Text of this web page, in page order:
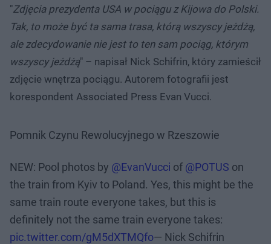
"Zdjęcia prezydenta USA w pociągu z Kijowa do Polski.
Tak, to może być ta sama trasa, którą wszyscy jeżdżą,
ale zdecydowanie nie jest to ten sam pociąg, którym
wszyscy jeżdżą" – napisał Nick Schifrin, który zamieścił
zdjęcie wnętrza pociągu. Autorem fotografii jest
korespondent Associated Press Evan Vucci.
Pomnik Czynu Rewolucyjnego w Rzeszowie
NEW: Pool photos by @EvanVucci of @POTUS on
the train from Kyiv to Poland. Yes, this might be the
same train route everyone takes, but this is
definitely not the same train everyone takes:
pic.twitter.com/gM5dXTMQfo— Nick Schifrin